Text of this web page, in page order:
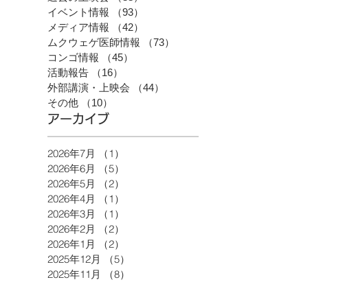
イベント情報
（93）
メディア情報
（42）
ムクウェゲ医師情報
（73）
コンゴ情報
（45）
活動報告
（16）
外部講演・上映会
（44）
その他
（10）
アーカイブ
2026年7月 （1）
2026年6月
（5）
2026年5月
（2）
2026年4月
（1）
2026年3月
（1）
2026年2月
（2）
2026年1月
（2）
2025年12月
（5）
2025年11月
（8）